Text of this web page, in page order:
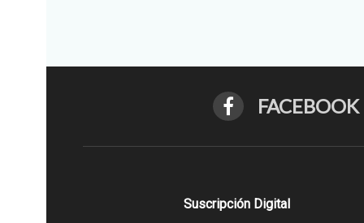
FACEBOOK
Suscripción Digital